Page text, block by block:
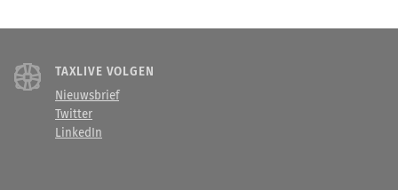
TAXLIVE VOLGEN
Nieuwsbrief
Twitter
LinkedIn